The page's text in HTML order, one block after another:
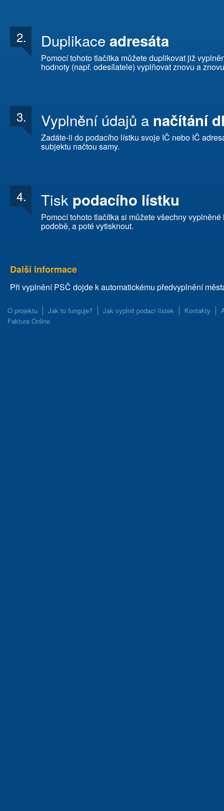
2. Duplikace adresáta
Pomocí tohoto tlačítka můžete duplikovat již
hodnoty (např. odesílatele) vyplňovat znovu a
3. Vyplnění údajů a načítání
Zadáte-li do podacího lístku svoje IČ nebo IČ
subjektu načtou samy.
4. Tisk podacího lístku
Pomocí tohoto tlačítka si můžete všechny
podobě, a poté vytisknout.
Další informace
Při vyplnění PSČ dojde k automatickému předvyplnění
O projektu Jak to funguje? Jak vyplnit podací lístek Kontakty
Faktura Online